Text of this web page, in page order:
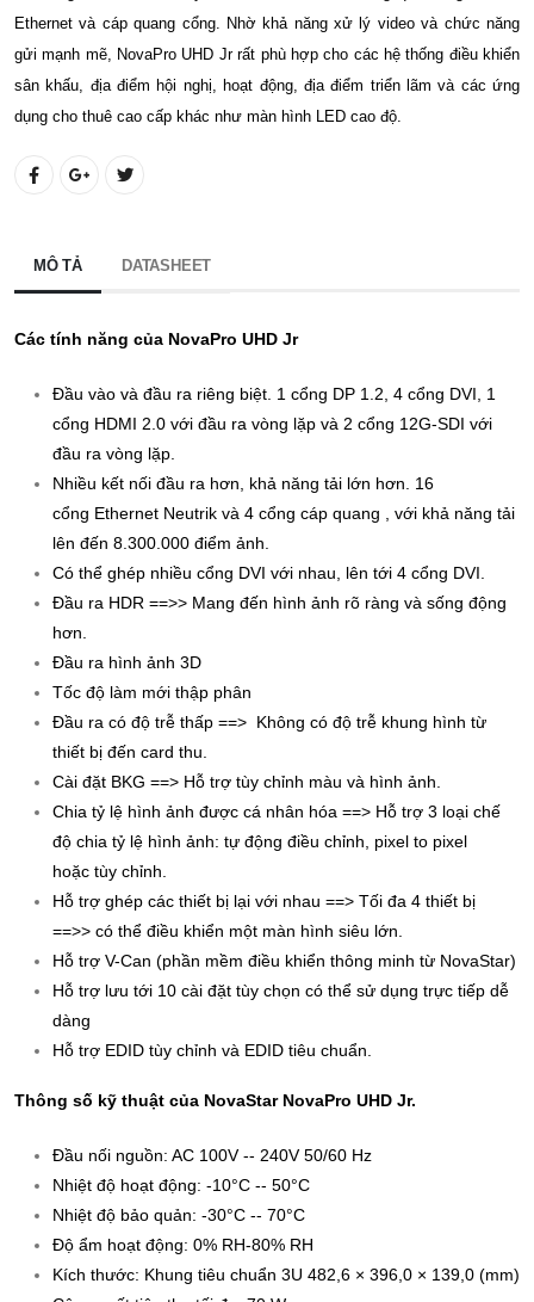
Ethernet và cáp quang cổng. Nhờ khả năng xử lý video và chức năng
gửi mạnh mẽ, NovaPro UHD Jr rất phù hợp cho các hệ thống điều khiển
sân khấu, địa điểm hội nghị, hoạt động, địa điểm triển lãm và các ứng
dụng cho thuê cao cấp khác như màn hình LED cao độ.
MÔ TẢ DATASHEET
Các tính năng của NovaPro UHD Jr
Đầu vào và đầu ra riêng biệt. 1 cổng DP 1.2, 4 cổng DVI, 1
cổng HDMI 2.0 với đầu ra vòng lặp và 2 cổng 12G-SDI với
đầu ra vòng lặp.
Nhiều kết nối đầu ra hơn, khả năng tải lớn hơn. 16
cổng Ethernet Neutrik và 4 cổng cáp quang , với khả năng tải
lên đến 8.300.000 điểm ảnh.
Có thể ghép nhiều cổng DVI với nhau, lên tới 4 cổng DVI.
Đầu ra HDR ==>> Mang đến hình ảnh rõ ràng và sống động
hơn.
Đầu ra hình ảnh 3D
Tốc độ làm mới thập phân
Đầu ra có độ trễ thấp ==> Không có độ trễ khung hình từ
thiết bị đến card thu.
Cài đặt BKG ==> Hỗ trợ tùy chỉnh màu và hình ảnh.
Chia tỷ lệ hình ảnh được cá nhân hóa ==> Hỗ trợ 3 loại chế
độ chia tỷ lệ hình ảnh: tự động điều chỉnh, pixel to pixel
hoặc tùy chỉnh.
Hỗ trợ ghép các thiết bị lại với nhau ==> Tối đa 4 thiết bị
==>> có thể điều khiển một màn hình siêu lớn.
Hỗ trợ V-Can (phần mềm điều khiển thông minh từ NovaStar)
Hỗ trợ lưu tới 10 cài đặt tùy chọn có thể sử dụng trực tiếp dễ
dàng
Hỗ trợ EDID tùy chỉnh và EDID tiêu chuẩn.
Thông số kỹ thuật của NovaStar NovaPro UHD Jr.
Đầu nối nguồn: AC 100V -- 240V 50/60 Hz
Nhiệt độ hoạt động: -10°C -- 50°C
Nhiệt độ bảo quản: -30°C -- 70°C
Độ ẩm hoạt động: 0% RH-80% RH
Kích thước: Khung tiêu chuẩn 3U 482,6 × 396,0 × 139,0 (mm)